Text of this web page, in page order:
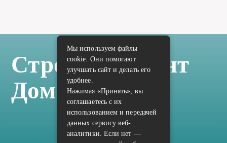
Стройка Ремонт
Дом Отделка
Мы используем файлы
cookie. Они помогают
улучшать сайт и делать его
удобнее.
Нажимая «Принять», вы
соглашаетесь с их
использованием и передачей
данных сервису веб-
аналитики. Если нет —